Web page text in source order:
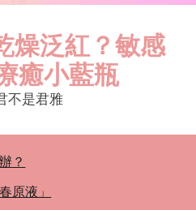
燥泛紅？敏感
癒小藍瓶
不是君雅
？
原液」